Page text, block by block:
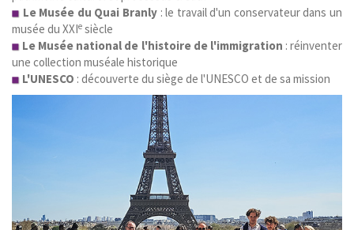
Le Musée du Quai Branly : le travail d'un conservateur dans un
musée du XXIe siècle
Le Musée national de l'histoire de l'immigration : réinventer
une collection muséale historique
L'UNESCO : découverte du siège de l'UNESCO et de sa mission